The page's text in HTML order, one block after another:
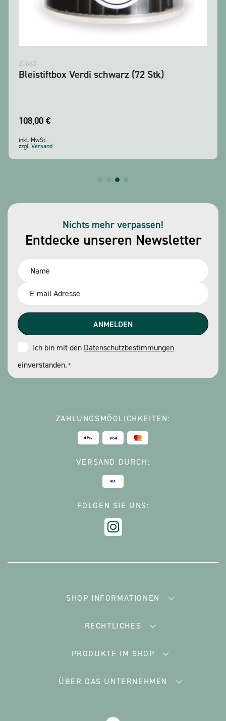
Z0662
Bleistiftbox Verdi schwarz (72 Stk)
108,00 €
inkl. MwSt.
zzgl. Versand
Entdecke unseren Newsletter
Nichts mehr verpassen!
Consent
*
Ich bin mit den Datenschutzbestimmungen
einverstanden.*
ZAHLUNGSMÖGLICHKEITEN:
VERSAND DURCH:
FOLGEN SIE UNS:
SHOP INFORMATIONEN
RECHTLICHES
PRODUKTE IM SHOP
ÜBER DAS UNTERNEHMEN